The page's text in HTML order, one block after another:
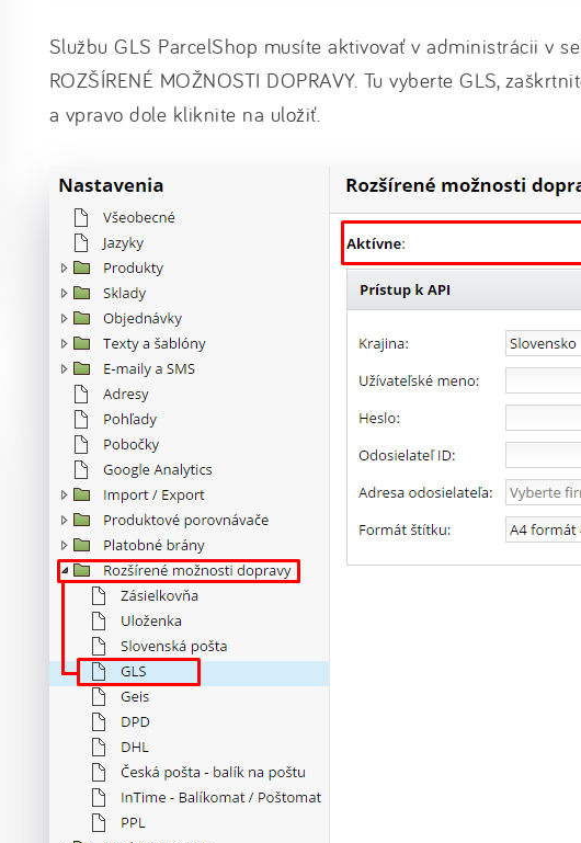
Službu GLS ParcelShop musíte aktivovať v administrácii v
ROZŠÍRENÉ MOŽNOSTI DOPRAVY. Tu vyberte GLS,
a vpravo dole kliknite na uložiť.